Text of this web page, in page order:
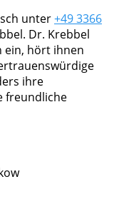
unter+49 3366
Dr. Krebbel
ein, hört ihnen
ihre
freundliche